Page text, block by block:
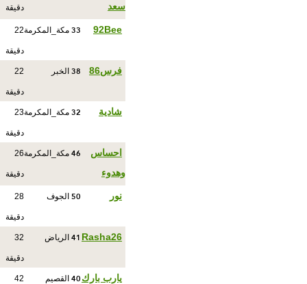
سعد
دقيقة
92Bee
33 مكة_المكرمة22
دقيقة
فرس86 38 الخبر 22
دقيقة
شادية 32 مكة_المكرمة23
دقيقة
احساس
وهدوء
46 مكة_المكرمة26
دقيقة
نور 50 الجوف 28
دقيقة
Rasha26
41 الرياض 32
دقيقة
يارب بارك40 القصيم 42